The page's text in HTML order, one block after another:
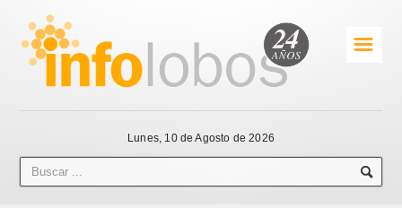
☰
Lunes, 10 de Agosto de 2026